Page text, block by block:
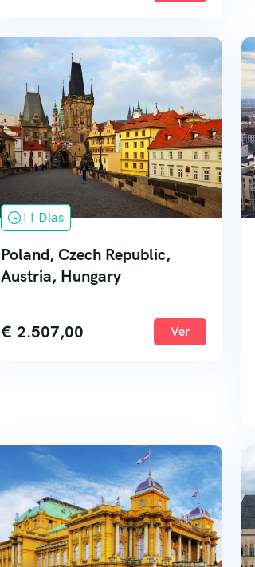
11 Dias
Poland, Czech Republic,
Austria, Hungary
€ 2.507,00 Ver